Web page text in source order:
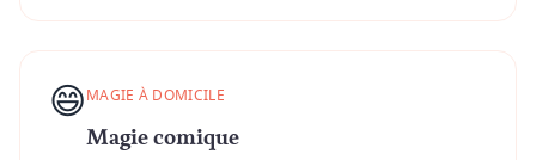
😄MAGIE À DOMICILE
Magie comique